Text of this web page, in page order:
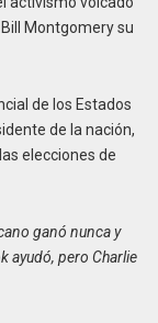
Montgomery su
de los Estados
de la nación,
elecciones de
ganó nunca y
ayudó, pero Charlie